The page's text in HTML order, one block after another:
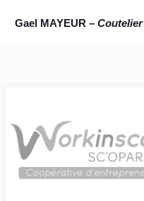
Gael MAYEUR –Coutelier